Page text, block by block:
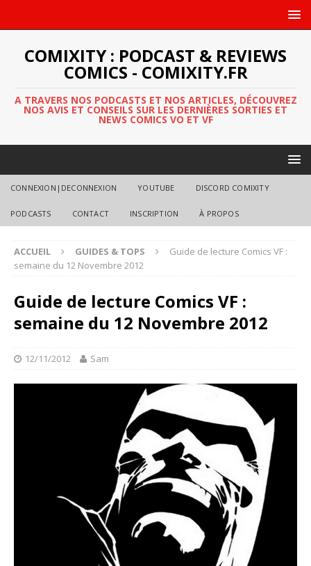
COMIXITY : PODCAST & REVIEWS
COMICS - COMIXITY.FR
A TRAVERS NOS PODCASTS ET NOS ARTICLES, DÉCOUVREZ
NOS AVIS ET CONSEILS SUR LES DERNIÈRES SORTIES ET
NEWS COMICS VO ET VF
CONNEXION|DECONNEXION YOUTUBE DISCORD COMIXITY
PODCASTS CONTACT INSCRIPTION À PROPOS
ACCUEIL GUIDES & TOPS
Guide de lecture Comics VF :
semaine du 12 Novembre 2012
Guide de lecture Comics VF :
semaine du 12 Novembre 2012
12/11/2012 Sam